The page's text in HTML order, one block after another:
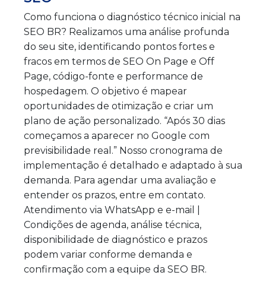
Como funciona o diagnóstico técnico inicial na
SEO BR? Realizamos uma análise profunda
do seu site, identificando pontos fortes e
fracos em termos de SEO On Page e Off
Page, código-fonte e performance de
hospedagem. O objetivo é mapear
oportunidades de otimização e criar um
plano de ação personalizado. “Após 30 dias
começamos a aparecer no Google com
previsibilidade real.” Nosso cronograma de
implementação é detalhado e adaptado à sua
demanda. Para agendar uma avaliação e
entender os prazos, entre em contato.
Atendimento via WhatsApp e e-mail |
Condições de agenda, análise técnica,
disponibilidade de diagnóstico e prazos
podem variar conforme demanda e
confirmação com a equipe da SEO BR.